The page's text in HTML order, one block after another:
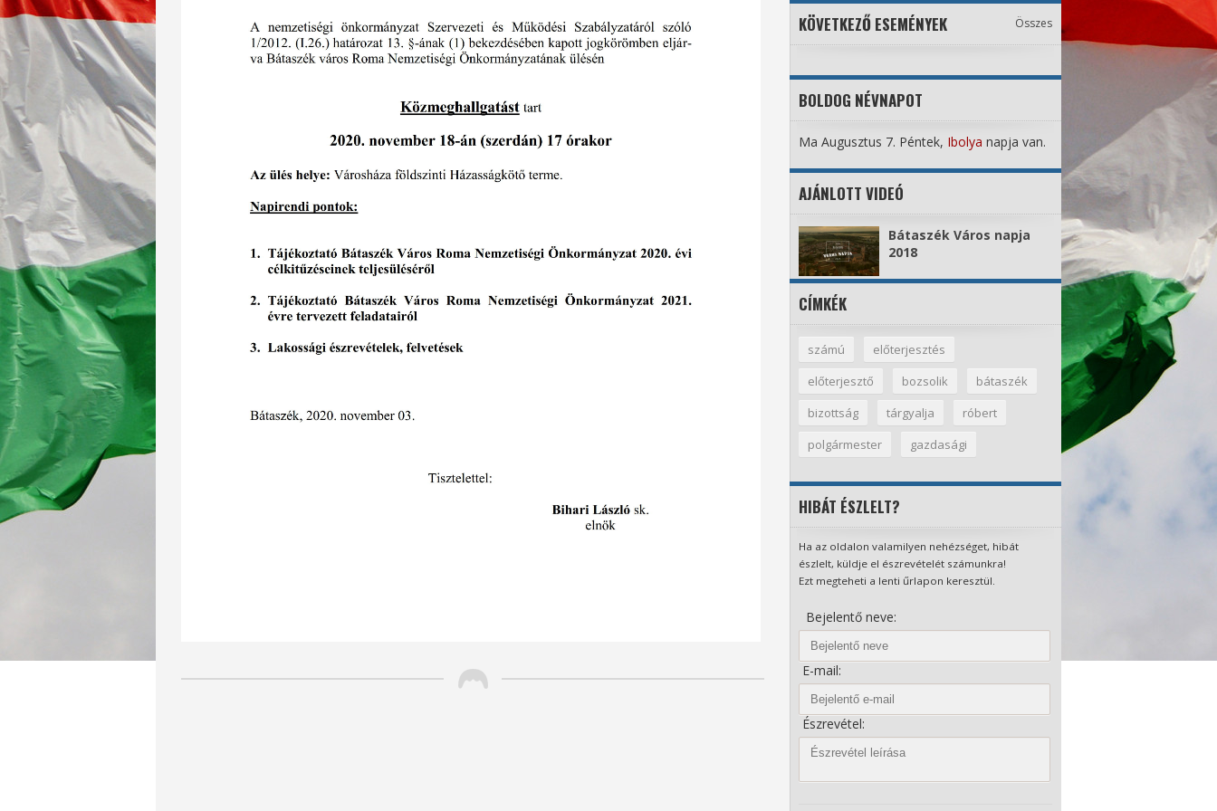
KÖVETKEZŐ ESEMÉNYEK Összes
BOLDOG NÉVNAPOT
Ma Augusztus 7. Péntek, Ibolya napja van.
AJÁNLOTT VIDEÓ
Bátaszék Város napja
2018
CÍMKÉK
számú
előterjesztés
előterjesztő
bozsolik
bátaszék
bizottság
tárgyalja
róbert
polgármester
gazdasági
HIBÁT ÉSZLELT?
Ha az oldalon valamilyen nehézséget, hibát
észlelt, küldje el észrevételét számunkra!
Ezt megteheti a lenti űrlapon keresztül.
Bejelentő neve:
E-mail:
Észrevétel: